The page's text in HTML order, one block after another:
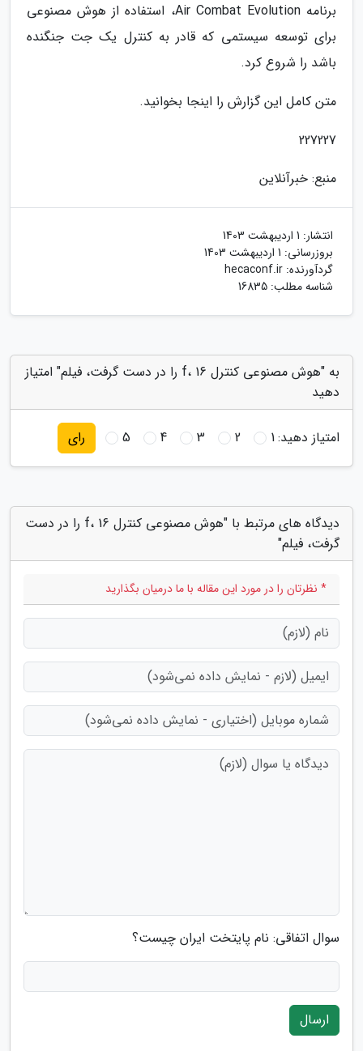
برنامه Air Combat Evolution، استفاده از هوش مصنوعی
برای توسعه سیستمی که قادر به کنترل یک جت جنگنده
باشد را شروع کرد.
متن کامل این گزارش را اینجا بخوانید.
227227
منبع: خبرآنلاین
انتشار: 1 اردیبهشت 1403
بروزرسانی: 1 اردیبهشت 1403
گردآورنده: hecaconf.ir
شناسه مطلب: 16835
به "هوش مصنوعی کنترل f، 16 را در دست گرفت، فیلم" امتیاز
دهید
امتیاز دهید:1
2
3
4
5 رای
دیدگاه های مرتبط با "هوش مصنوعی کنترل f، 16 را در دست
گرفت، فیلم"
* نظرتان را در مورد این مقاله با ما درمیان بگذارید
سوال اتفاقی: نام پایتخت ایران چیست؟
ارسال